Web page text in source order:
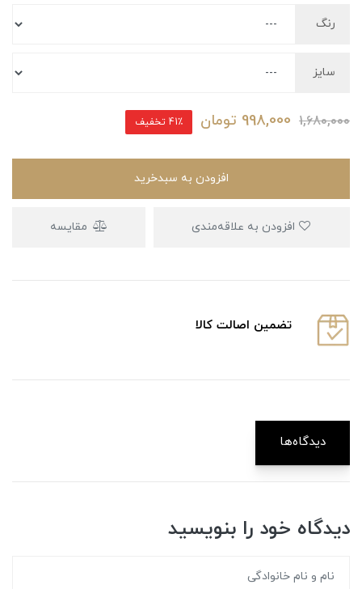
رنگ
سایز
1,680,000
998,000 تومان 41٪ تخفیف
افزودن به سبدخرید
مقایسه
تضمین اصالت کالا
دیدگاه‌ها
دیدگاه خود را بنویسید